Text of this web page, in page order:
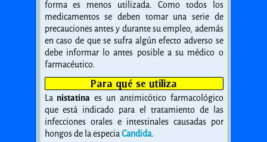
forma es menos utilizada. Como todos los
medicamentos se deben tomar una serie de
precauciones antes y durante su empleo, además
en caso de que se sufra algún efecto adverso se
debe informar lo antes posible a su médico o
farmacéutico.
Para qué se utiliza
La nistatina es un antimicótico farmacológico
que está indicado para el tratamiento de las
infecciones orales e intestinales causadas por
hongos de la especiaCandida.